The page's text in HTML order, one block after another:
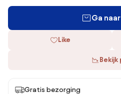
Ga
Like
Bekijk
Gratis bezorging